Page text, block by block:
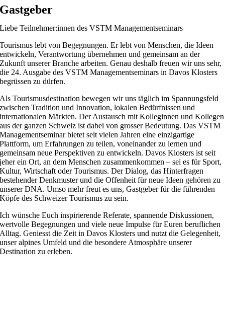
Gastgeber
Liebe Teilnehmer:innen des VSTM Managementseminars
Tourismus lebt von Begegnungen. Er lebt von Menschen, die Ideen
entwickeln, Verantwortung übernehmen und gemeinsam an der
Zukunft unserer Branche arbeiten. Genau deshalb freuen wir uns sehr,
die 24. Ausgabe des VSTM Managementseminars in Davos Klosters
begrüssen zu dürfen.
Als Tourismusdestination bewegen wir uns täglich im Spannungsfeld
zwischen Tradition und Innovation, lokalen Bedürfnissen und
internationalen Märkten. Der Austausch mit Kolleginnen und Kollegen
aus der ganzen Schweiz ist dabei von grosser Bedeutung. Das VSTM
Managementseminar bietet seit vielen Jahren eine einzigartige
Plattform, um Erfahrungen zu teilen, voneinander zu lernen und
gemeinsam neue Perspektiven zu entwickeln. Davos Klosters ist seit
jeher ein Ort, an dem Menschen zusammenkommen – sei es für Sport,
Kultur, Wirtschaft oder Tourismus. Der Dialog, das Hinterfragen
bestehender Denkmuster und die Offenheit für neue Ideen gehören zu
unserer DNA. Umso mehr freut es uns, Gastgeber für die führenden
Köpfe des Schweizer Tourismus zu sein.
Ich wünsche Euch inspirierende Referate, spannende Diskussionen,
wertvolle Begegnungen und viele neue Impulse für Euren beruflichen
Alltag. Geniesst die Zeit in Davos Klosters und nutzt die Gelegenheit,
unser alpines Umfeld und die besondere Atmosphäre unserer
Destination zu erleben.